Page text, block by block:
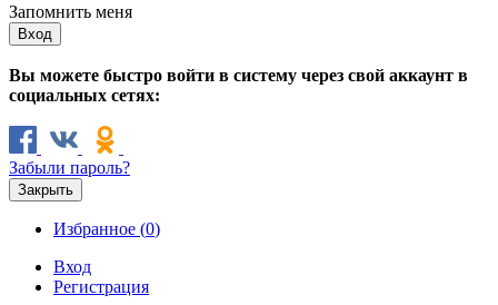
Запомнить меня
Вы можете быстро войти в систему через свой аккаунт в
социальных сетях:
Забыли пароль?
Закрыть
Избранное (0)
Вход
Регистрация